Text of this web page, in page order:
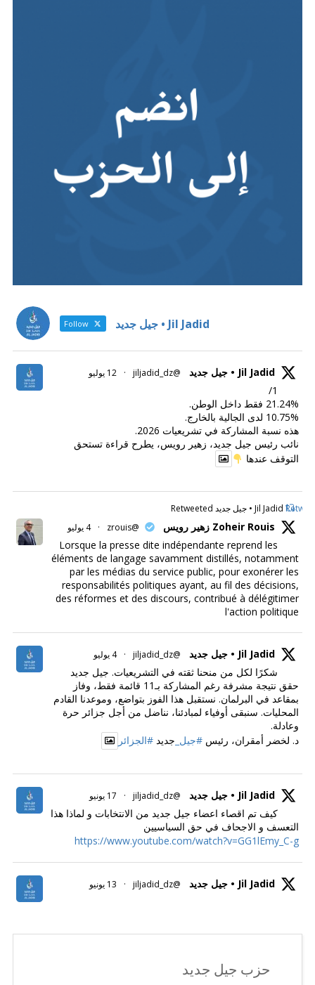
Jil Jadid • جيل جديد Follow
Jil Jadid • جيل جديد @jiljadid_dz
· 12 يوليو
1/
21.24% فقط داخل الوطن.
10.75% لدى الجالية بالخارج.
هذه نسبة المشاركة في تشريعيات 2026.
نائب رئيس جيل جديد، زهير رويس، يطرح قراءة تستحق
التوقف عندها
Jil Jadid • جيل جديد Retweeted
Zoheir Rouis زهير رويس @zrouis
· 4 يوليو
Lorsque la presse dite indépendante reprend les
éléments de langage savamment distillés, notamment
par les médias du service public, pour exonérer les
responsabilités politiques ayant, au fil des décisions,
des réformes et des discours, contribué à délégitimer
l'action politique
Jil Jadid • جيل جديد @jiljadid_dz
· 4 يوليو
شكرًا لكل من منحنا ثقته في التشريعيات. جيل جديد
حقق نتيجة مشرفة رغم المشاركة بـ11 قائمة فقط، وفاز
بمقاعد في البرلمان. نستقبل هذا الفوز بتواضع، وموعدنا القادم
المحليات. سنبقى أوفياء لمبادئنا، نناضل من أجل جزائر حرة
وعادلة.
د. لخضر أمقران، رئيس #جيل_ جديد #الجزائر
Jil Jadid • جيل جديد @jiljadid_dz
· 17 يونيو
كيف تم اقصاء اعضاء جيل جديد من الانتخابات و لماذا هذا
التعسف و الاجحاف في حق السياسيين
https://www.youtube.com/watch?v=GG1lEmy_C-g
Jil Jadid • جيل جديد @jiljadid_dz
· 13 يونيو
حزب جيل جديد